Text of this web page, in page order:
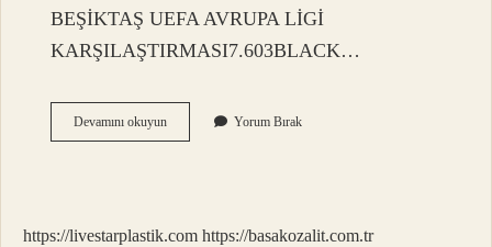
BEŞİKTAŞ UEFA AVRUPA LİGİ
KARŞILAŞTIRMASI7.603BLACK…
Devamını okuyunTürkiyede
En
Yorum Bırak
https://livestarplastik.com https://basakozalit.com.tr